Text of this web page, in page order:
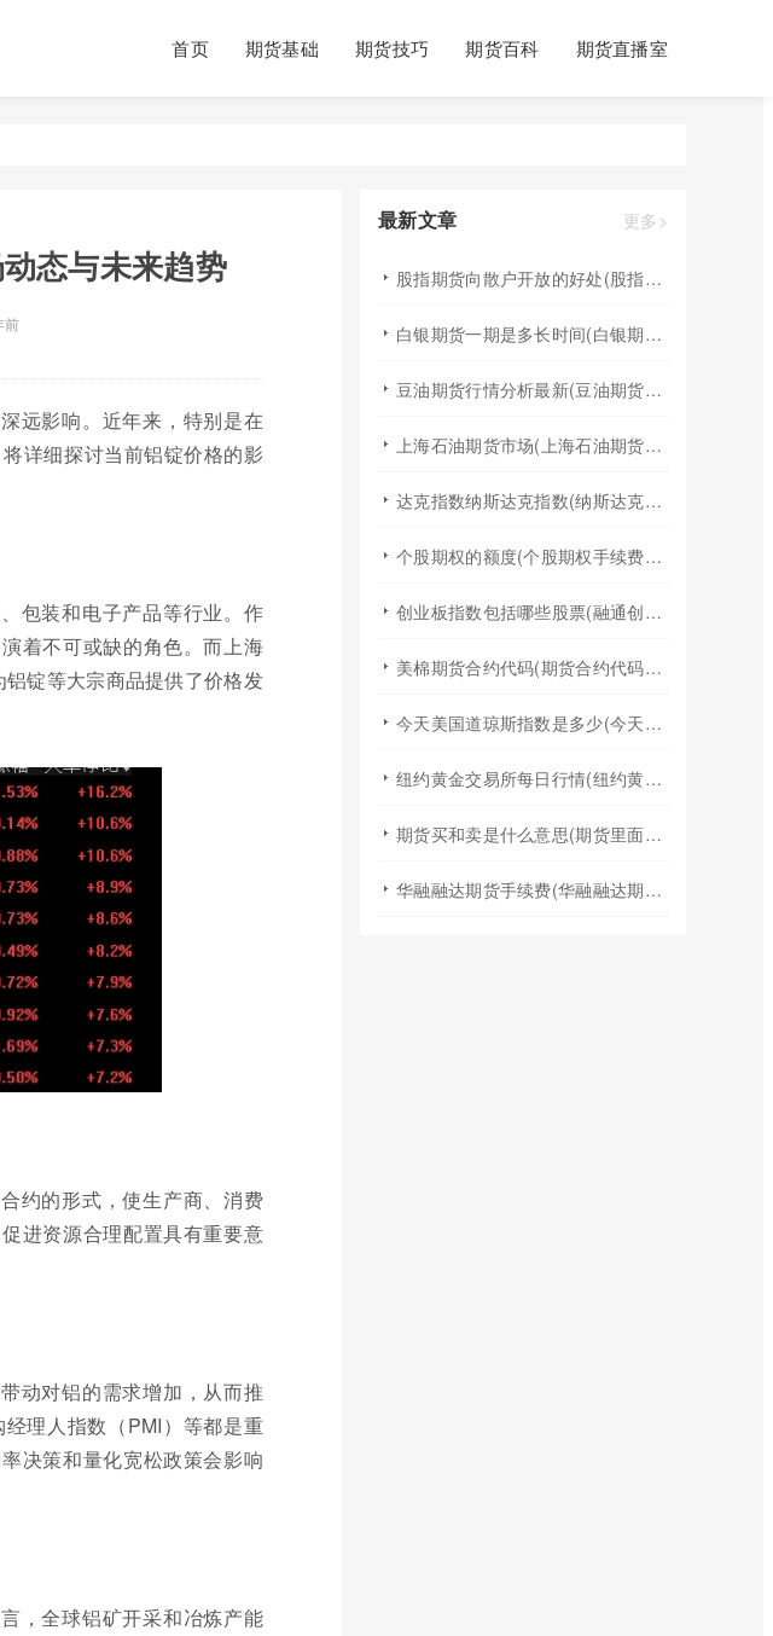
首页 期货基础 期货技巧 期货百科 期货直播室
态与未来趋势
前
远影响。近年来，特别是在
详细探讨当前铝锭价格的影
包装和电子产品等行业。作
着不可或缺的角色。而上海
锭等大宗商品提供了价格发
约的形式，使生产商、消费
进资源合理配置具有重要意
动对铝的需求增加，从而推
理人指数（PMI）等都是重
决策和量化宽松政策会影响
，全球铝矿开采和冶炼产能
最新文章 更多>
股指期货向散户开放的好处(股指期货对利空信息更加敏感吗)
白银期货一期是多长时间(白银期货涨幅一天最高多少)
豆油期货行情分析最新(豆油期货行情实时行情)
上海石油期货市场(上海石油期货市场行情)
达克指数纳斯达克指数(纳斯达克指数与纳斯达克100的区别)
个股期权的额度(个股期权手续费是多少)
创业板指数包括哪些股票(融通创业板指数基金是什么股票)
美棉期货合约代码(期货合约代码什么意思)
今天美国道琼斯指数是多少(今天美国股票指数)
纽约黄金交易所每日行情(纽约黄金期货实时行情)
期货买和卖是什么意思(期货里面的买和卖是什么意思)
华融融达期货手续费(华融融达期货手续费收费标准)